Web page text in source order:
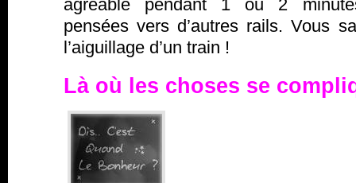
agréable pendant 1 ou 2
pensées vers d’autres rails. Vous
l’aiguillage d’un train !
Là où les choses se